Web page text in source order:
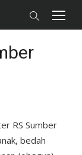
RS Sumber
bedah